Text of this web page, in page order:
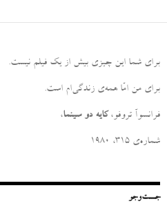
نوشته‌ها
برای شما این چیزی بیش از یک فیلم نیست.
برای من امّا همه‌ی زندگی‌ام است.
فرانسوآ تروفو،کایه دو سینما،
شماره‌ی ۳۱۵، ۱۹۸۰
جست‌وجو